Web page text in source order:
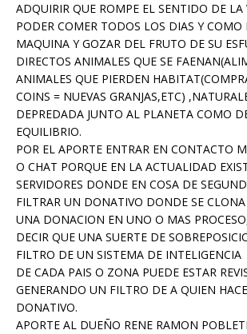
ADQUIRIR QUE ROMPE EL SENTIDO DE
PODER COMER TODOS LOS DIAS Y COMO
MAQUINA Y GOZAR DEL FRUTO DE SU
DIRECTOS ANIMALES QUE SE
ANIMALES QUE PIERDEN
COINS = NUEVAS GRANJAS,ETC)
DEPREDADA JUNTO AL PLANETA COMO
EQUILIBRIO.
POR EL APORTE ENTRAR EN CONTACTO
O CHAT PORQUE EN LA ACTUALIDAD
SERVIDORES DONDE EN COSA DE
FILTRAR UN DONATIVO DONDE SE
UNA DONACION EN UNO O MAS
DECIR QUE UNA SUERTE DE
FILTRO DE UN SISTEMA DE INTELIGENCIA
DE CADA PAIS O ZONA PUEDE ESTAR
GENERANDO UN FILTRO DE A QUIEN
DONATIVO.
APORTE AL DUEÑO RENE RAMON